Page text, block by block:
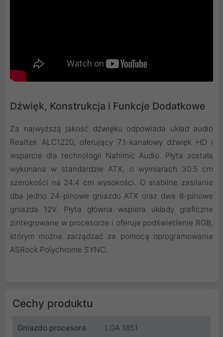
Dźwięk, Konstrukcja i Funkcje Dodatkowe
Za najwyższą jakość dźwięku odpowiada układ audio
Realtek ALC1220, oferujący 7.1-kanałowy dźwięk HD i
wsparcie dla technologii Nahimic Audio. Płyta została
wykonana w standardzie ATX, o wymiarach 30.5 cm
szerokości na 24.4 cm wysokości. O stabilne zasilanie
dba jedno 24-pinowe gniazdo ATX oraz dwa 8-pinowe
gniazda 12V. Płyta główna wspiera układy graficzne
zintegrowane w procesorze i oferuje podświetlenie RGB,
którym można zarządzać za pomocą oprogramowania
ASRock Polychrome SYNC.
Cechy produktu
Gniazdo procesora LGA 1851